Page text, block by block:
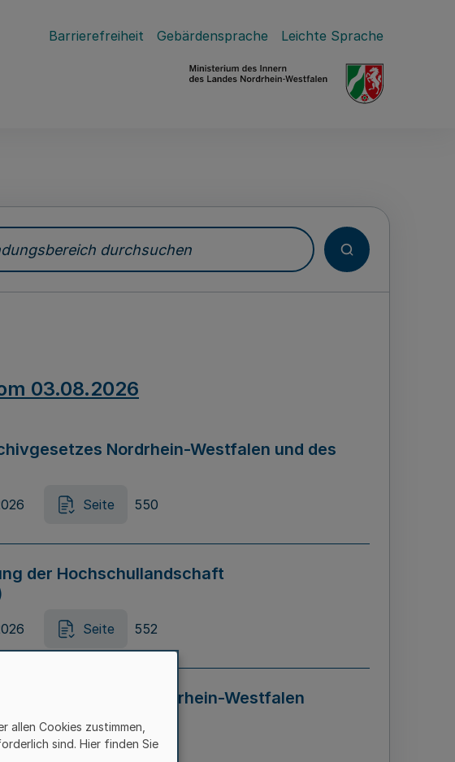
Barrierefreiheit Gebärdensprache Leichte Sprache
durchsuchen
03.08.2026
Nordrhein-Westfalen und des
Seite 550
der Hochschullandschaft
Seite 552
in Nordrhein-Westfalen
– LADG NRW)
Seite 595
allen Cookies zustimmen,
sind. Hier finden Sie